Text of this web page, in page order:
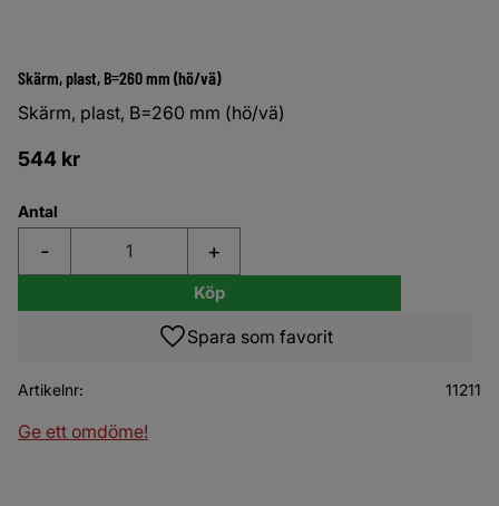
Skärm, plast, B=260 mm (hö/vä)
Skärm, plast, B=260 mm (hö/vä)
544 kr
Antal
+
-
Köp
Lägg till i favoriter
Artikelnr 11211
Ge ett omdöme!